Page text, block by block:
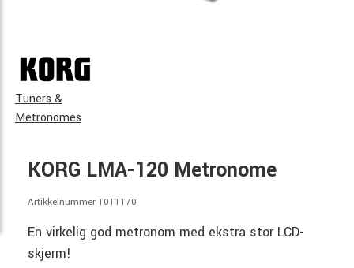
Tuners &
Metronomes
KORG LMA-120 Metronome
Artikkelnummer 1011170
En virkelig god metronom med ekstra stor LCD-
skjerm!